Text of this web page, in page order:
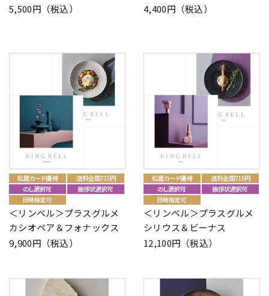
5,500円（税込）
4,400円（税込）
＜リンベル＞プラスグルメ
カシオペア＆フォナックス
9,900円（税込）
＜リンベル＞プラスグルメ
シリウス＆ビーナス
12,100円（税込）